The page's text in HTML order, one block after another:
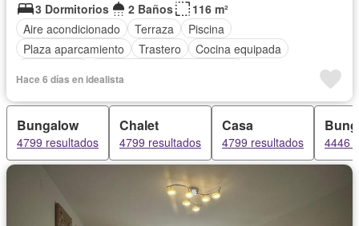
3 Dormitorios
2 Baños
116 m²
Aire acondicionado
Terraza
Piscina
Plaza aparcamiento
Trastero
Cocina equipada
Hace 6 días en idealista
Bungalow
4799 resultados
Chalet
4799 resultados
Casa
4799 resultados 4446